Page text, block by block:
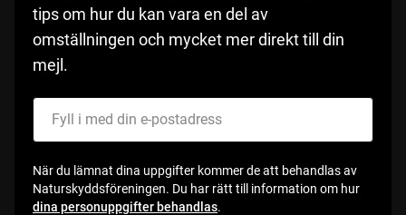
tips om hur du kan vara en del av
omställningen och mycket mer direkt till din
mejl.
När du lämnat dina uppgifter kommer de att behandlas av
Naturskyddsföreningen. Du har rätt till information om hur
dina personuppgifter behandlas.